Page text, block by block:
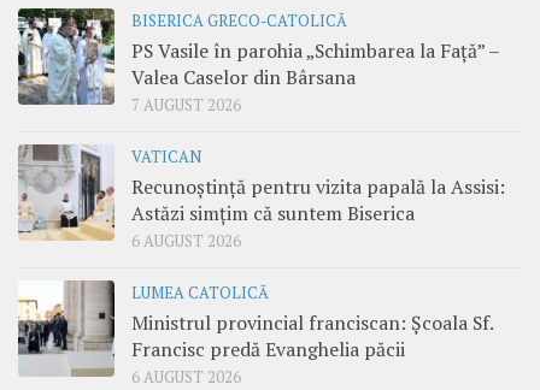
BISERICA GRECO-CATOLICĂ
PS Vasile în parohia „Schimbarea la Față” –
Valea Caselor din Bârsana
7 AUGUST 2026
VATICAN
Recunoștință pentru vizita papală la Assisi:
Astăzi simțim că suntem Biserica
6 AUGUST 2026
LUMEA CATOLICĂ
Ministrul provincial franciscan: Școala Sf.
Francisc predă Evanghelia păcii
6 AUGUST 2026